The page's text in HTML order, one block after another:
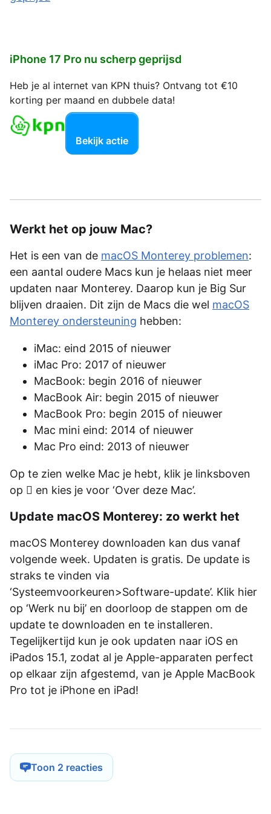
iPhone 17 Pro nu scherp geprijsd
Heb je al internet van KPN thuis? Ontvang tot €10
korting per maand en dubbele data!
Bekijk actie
Werkt het op jouw Mac?
Het is een van de macOS Monterey problemen:
een aantal oudere Macs kun je helaas niet meer
updaten naar Monterey. Daarop kun je Big Sur
blijven draaien. Dit zijn de Macs die wel macOS
Monterey ondersteuning hebben:
iMac: eind 2015 of nieuwer
iMac Pro: 2017 of nieuwer
MacBook: begin 2016 of nieuwer
MacBook Air: begin 2015 of nieuwer
MacBook Pro: begin 2015 of nieuwer
Mac mini eind: 2014 of nieuwer
Mac Pro eind: 2013 of nieuwer
Op te zien welke Mac je hebt, klik je linksboven
op  en kies je voor ‘Over deze Mac’.
Update macOS Monterey: zo werkt het
macOS Monterey downloaden kan dus vanaf
volgende week. Updaten is gratis. De update is
straks te vinden via
‘Systeemvoorkeuren>Software-update’. Klik hier
op ‘Werk nu bij’ en doorloop de stappen om de
update te downloaden en te installeren.
Tegelijkertijd kun je ook updaten naar iOS en
iPados 15.1, zodat al je Apple-apparaten perfect
op elkaar zijn afgestemd, van je Apple MacBook
Pro tot je iPhone en iPad!
Toon 2 reacties